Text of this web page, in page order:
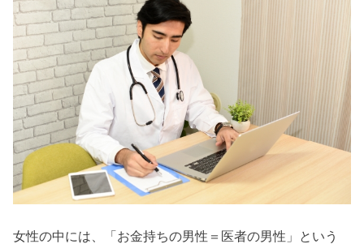
女性の中には、「お金持ちの男性＝医者の男性」という